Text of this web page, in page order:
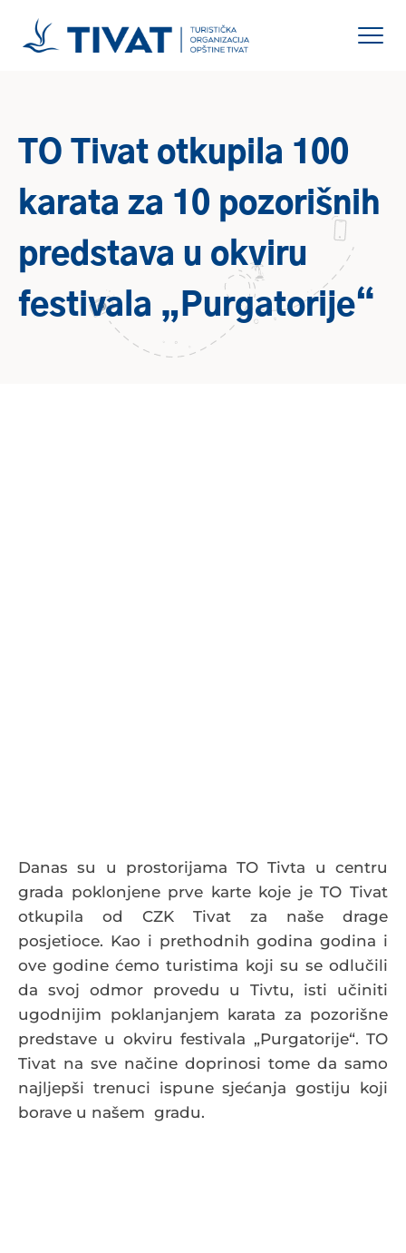
TO Tivat otkupila 100
karata za 10 pozorišnih
predstava u okviru
festivala „Purgatorije“
Danas su u prostorijama TO Tivta u centru
grada poklonjene prve karte koje je TO Tivat
otkupila od CZK Tivat za naše drage
posjetioce. Kao i prethodnih godina godina i
ove godine ćemo turistima koji su se odlučili
da svoj odmor provedu u Tivtu, isti učiniti
ugodnijim poklanjanjem karata za pozorišne
predstave u okviru festivala „Purgatorije“. TO
Tivat na sve načine doprinosi tome da samo
najljepši trenuci ispune sjećanja gostiju koji
borave u našem gradu.